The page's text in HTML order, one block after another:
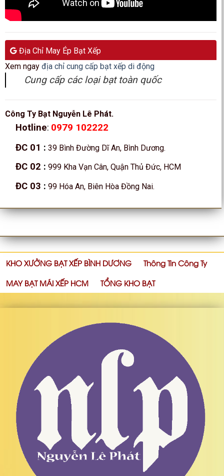
Địa Chỉ May Ép Bạt Xếp
Xem ngay địa chỉ cung cấp bạt xếp di động
Cung cấp các loại bạt toàn quốc
Công Ty Bạt Nguyễn Lê Phát.
Hotline: 0979 102222
ĐC 01 : 39 Bình Đường Dĩ An, Bình Dương.
ĐC 02 : 999 Kha Vạn Cân, Quận Thủ Đức, HCM
ĐC 03 : 99 Hóa An, Biên Hòa Đồng Nai.
KHO XƯỞNG BẠT XẾP BÌNH DƯƠNG
Thông Tin Công Ty
MAY BẠT MÁI XẾP HCM
TỔNG KHO BẠT